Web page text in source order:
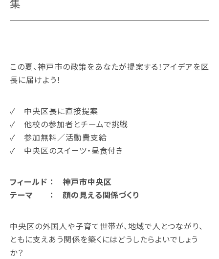
集
この夏、神戸市の政策をあなたが提案する！アイデアを区
長に届けよう！
✓ 中央区長に直接提案
✓ 他校の参加者とチームで挑戦
✓ 参加無料／活動費支給
✓ 中央区のスイーツ・昼食付き
フィールド ： 神戸市中央区
テーマ ： 顔の見える関係づくり
中央区の外国人や子育て世帯が、地域で人とつながり、
ともに支えあう関係を築くにはどうしたらよいでしょう
か？